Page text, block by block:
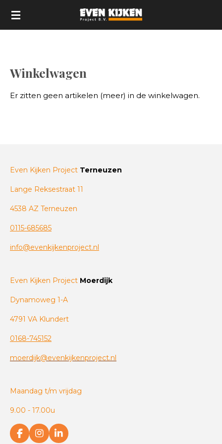
Ga
Winkelwagen
Er zitten geen artikelen (meer) in de winkelwagen.
Even Kijken Project Terneuzen
Lange Reksestraat 11
4538 AZ Terneuzen
0115-685685
info@evenkijkenproject.nl
Even Kijken Project Moerdijk
Dynamoweg 1-A
4791 VA Klundert
0168-745152
moerdijk@evenkijkenproject.nl
Maandag t/m vrijdag
9.00 - 17.00u
F
I
L